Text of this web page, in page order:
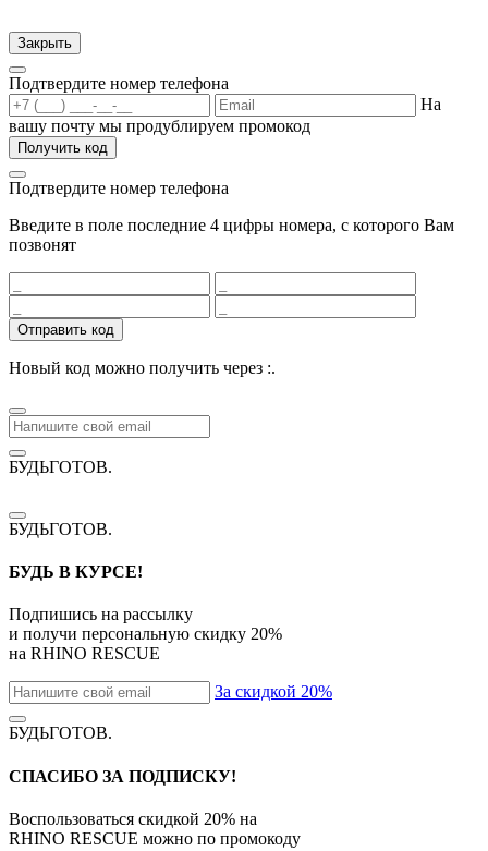
Закрыть
Подтвердите номер телефона
На
вашу почту мы продублируем промокод
Получить код
Подтвердите номер телефона
Введите в поле последние 4 цифры номера, с которого Вам
позвонят
Отправить код
Новый код можно получить через :.
БУДЬГОТОВ.
БУДЬГОТОВ.
БУДЬ В КУРСЕ!
Подпишись на рассылку
и получи персональную скидку 20%
на RHINO RESCUE
За скидкой 20%
БУДЬГОТОВ.
СПАСИБО ЗА ПОДПИСКУ!
Воспользоваться скидкой 20% на
RHINO RESCUE можно по промокоду